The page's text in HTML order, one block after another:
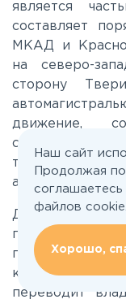
Минское
Можайское
Пятницкое
является
составляет
МКАД и
на северо-
сторону
движение,
скорости и
автодорога
Дача или дом,
поселке на
покупка.
который
переводит
Наш сайт
Продолжая
файлов cookie.
Хорошо,